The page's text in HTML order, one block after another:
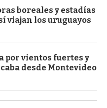
boreales y estadías
viajan los uruguayos
por vientos fuertes y
desde Montevideo